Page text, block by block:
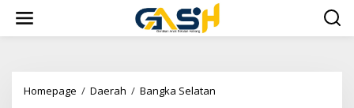
konten
Homepage / Daerah / Bangka Selatan